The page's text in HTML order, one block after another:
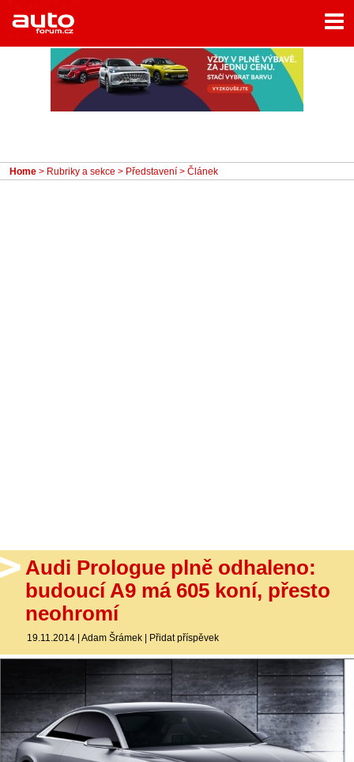
Home
Rubriky
- Testy aut
- Jízdní dojmy a další testy
- Představení
Home > Rubriky a sekce > Představení > Článek
Audi Prologue plně odhaleno:
budoucí A9 má 605 koní, přesto
neohromí
19.11.2014 | Adam Šrámek | Přidat příspěvek